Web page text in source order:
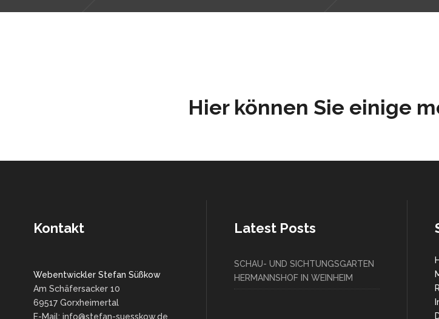
Hier können Sie einige
Kontakt
Webentwickler Stefan Süßkow
Am Schäfersacker 10
69517 Gorxheimertal
E-Mail: info@stefan-suesskow.de
Latest Posts
SCHAU- UND SICHTUNGSGARTEN
HERMANNSHOF IN WEINHEIM